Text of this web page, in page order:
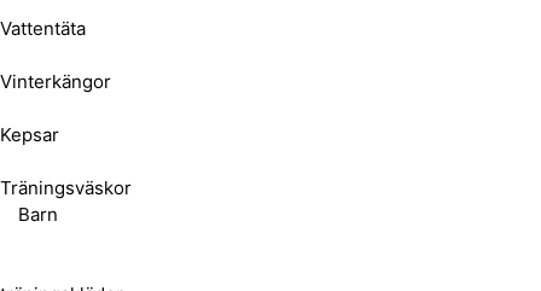
Vattentäta
Vinterkängor
Kepsar
Träningsväskor
Barn